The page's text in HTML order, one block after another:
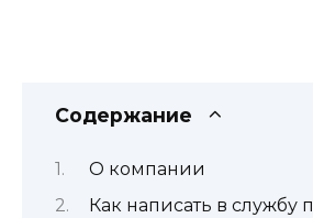
Содержание
О компании
Как написать в службу